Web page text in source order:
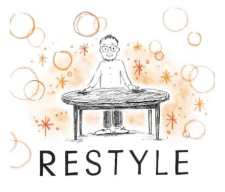
「住むだけで家族が健やかに暮らせる家とは何か」
という価値を物語を通して伝え、共感した方が「まずは勉強会
へ参加してみよう」と自然に行動したくなることを目指した
「お絵かきムービー®︎」です。